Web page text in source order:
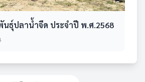
นธุ์ปลาน้ำจืด ประจำปี พ.ศ.2568